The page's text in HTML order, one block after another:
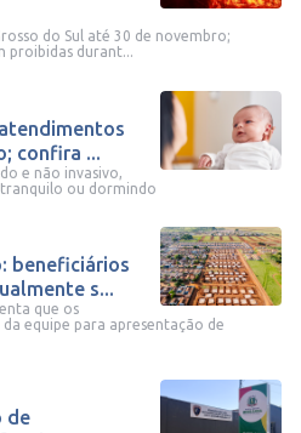
do Sul até 30 de novembro;
proibidas durant...
confira ...
e não invasivo,
ou dormindo
beneficiários
s...
que os
equipe para apresentação de
de